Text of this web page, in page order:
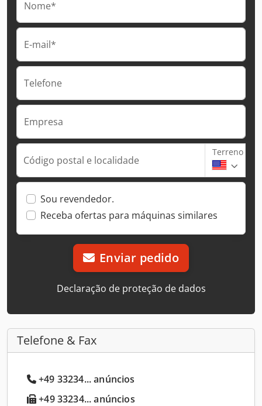
Nome*
E-mail*
Telefone
Empresa
Código postal e localidade
Terreno
Sou revendedor.
Receba ofertas para máquinas similares
Enviar pedido
Declaração de proteção de dados
Telefone & Fax
+49 33234... anúncios
+49 33234... anúncios